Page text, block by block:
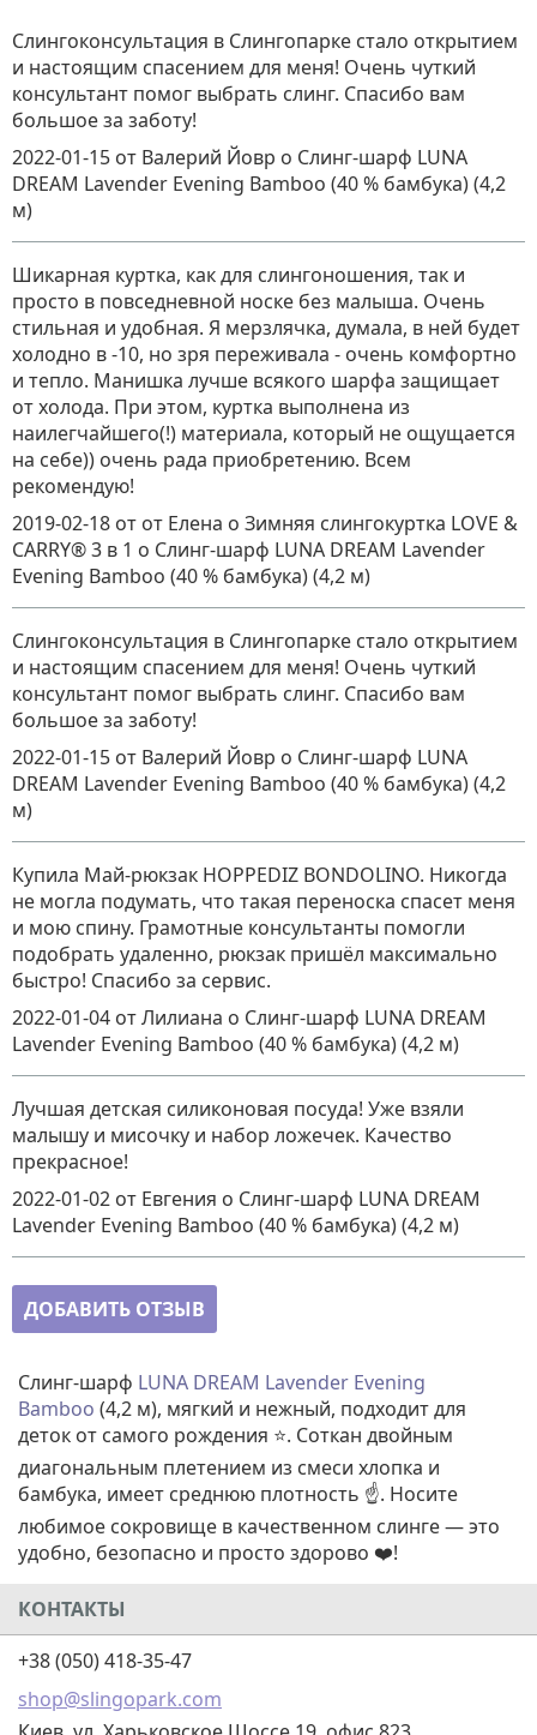
Слингоконсультация в Слингопарке стало открытием
и настоящим спасением для меня! Очень чуткий
консультант помог выбрать слинг. Спасибо вам
большое за заботу!
2022-01-15 от Валерий Йовр о Слинг-шарф LUNA
DREAM Lavender Evening Bamboo (40 % бамбука) (4,2
м)
Шикарная куртка, как для слингоношения, так и
просто в повседневной носке без малыша. Очень
стильная и удобная. Я мерзлячка, думала, в ней будет
холодно в -10, но зря переживала - очень комфортно
и тепло. Манишка лучше всякого шарфа защищает
от холода. При этом, куртка выполнена из
наилегчайшего(!) материала, который не ощущается
на себе)) очень рада приобретению. Всем
рекомендую!
2019-02-18 от от Елена о Зимняя слингокуртка LOVE &
CARRY® 3 в 1 о Слинг-шарф LUNA DREAM Lavender
Evening Bamboo (40 % бамбука) (4,2 м)
Слингоконсультация в Слингопарке стало открытием
и настоящим спасением для меня! Очень чуткий
консультант помог выбрать слинг. Спасибо вам
большое за заботу!
2022-01-15 от Валерий Йовр о Слинг-шарф LUNA
DREAM Lavender Evening Bamboo (40 % бамбука) (4,2
м)
Купила Май-рюкзак HOPPEDIZ BONDOLINO. Никогда
не могла подумать, что такая переноска спасет меня
и мою спину. Грамотные консультанты помогли
подобрать удаленно, рюкзак пришёл максимально
быстро! Спасибо за сервис.
2022-01-04 от Лилиана о Слинг-шарф LUNA DREAM
Lavender Evening Bamboo (40 % бамбука) (4,2 м)
Лучшая детская силиконовая посуда! Уже взяли
малышу и мисочку и набор ложечек. Качество
прекрасное!
2022-01-02 от Евгения о Слинг-шарф LUNA DREAM
Lavender Evening Bamboo (40 % бамбука) (4,2 м)
ДОБАВИТЬ ОТЗЫВ
Слинг-шарф LUNA DREAM Lavender Evening
Bamboo (4,2 м), мягкий и нежный, подходит для
деток от самого рождения ⭐. Соткан двойным
диагональным плетением из смеси хлопка и
бамбука, имеет среднюю плотность ☝️. Носите
любимое сокровище в качественном слинге — это
удобно, безопасно и просто здорово ❤️!
КОНТАКТЫ
+38 (050) 418-35-47
shop@slingopark.com